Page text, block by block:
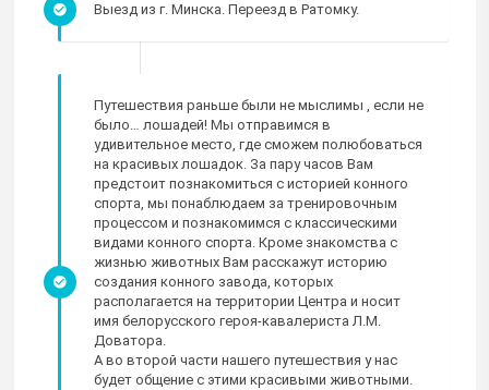
Выезд из г. Минска. Переезд в Ратомку.
Путешествия раньше были не мыслимы , если не
было… лошадей! Мы отправимся в
удивительное место, где сможем полюбоваться
на красивых лошадок. За пару часов Вам
предстоит познакомиться с историей конного
спорта, мы понаблюдаем за тренировочным
процессом и познакомимся с классическими
видами конного спорта. Кроме знакомства с
жизнью животных Вам расскажут историю
создания конного завода, которых
располагается на территории Центра и носит
имя белорусского героя-кавалериста Л.М.
Доватора.
А во второй части нашего путешествия у нас
будет общение с этими красивыми животными.